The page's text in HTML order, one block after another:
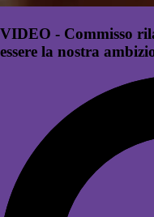
VIDEO - Commisso
essere la nostra